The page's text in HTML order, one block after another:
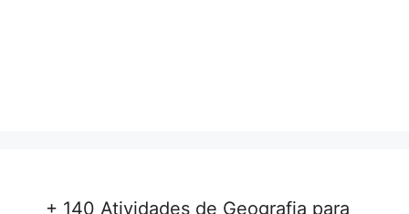
+ 140 Atividades de Geografia para